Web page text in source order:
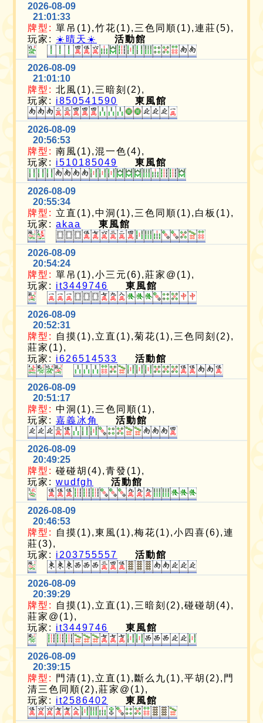
2026-08-09
21:01:33
牌型: 單吊(1),竹花(1),三色同順(1),連莊(5),
玩家: ☀️晴天☀️ 活動館
2026-08-09
21:01:10
牌型: 北風(1),三暗刻(2),
玩家: i850541590 東風館
2026-08-09
20:56:53
牌型: 南風(1),混一色(4),
玩家: i510185049 東風館
2026-08-09
20:55:34
牌型: 立直(1),中洞(1),三色同順(1),白板(1),
玩家:akaa 東風館
2026-08-09
20:54:24
牌型: 單吊(1),小三元(6),莊家@(1),
玩家: it3449746 東風館
2026-08-09
20:52:31
牌型:
自摸(1),立直(1),菊花(1),三色同刻(2),
莊家(1),
玩家: i626514533 活動館
2026-08-09
20:51:17
牌型: 中洞(1),三色同順(1),
玩家:嘉義冰角 活動館
2026-08-09
20:49:25
牌型: 碰碰胡(4),青發(1),
玩家:wudfgh 活動館
2026-08-09
20:46:53
牌型:
自摸(1),東風(1),梅花(1),小四喜(6),連
莊(3),
玩家: i203755557 活動館
2026-08-09
20:39:29
牌型:
自摸(1),立直(1),三暗刻(2),碰碰胡(4),
莊家@(1),
玩家: it3449746 東風館
2026-08-09
20:39:15
牌型:
門清(1),立直(1),斷么九(1),平胡(2),門
清三色同順(2),莊家@(1),
玩家: it2586402 東風館